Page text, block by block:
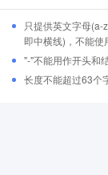
只提供英文字母(a-
即中横线)，不能使
"-"不能用作开头和
长度不能超过63个